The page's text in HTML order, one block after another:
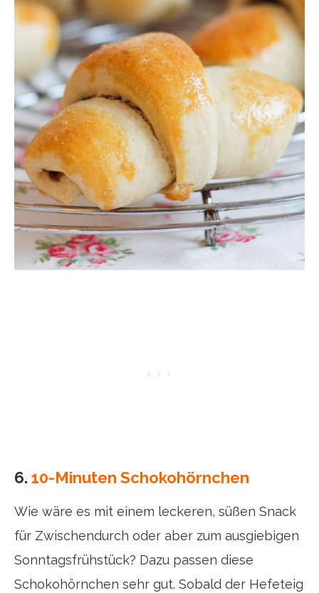
6. 10-Minuten Schokohörnchen
Wie wäre es mit einem leckeren, süßen Snack
für Zwischendurch oder aber zum ausgiebigen
Sonntagsfrühstück? Dazu passen diese
Schokohörnchen sehr gut. Sobald der Hefeteig